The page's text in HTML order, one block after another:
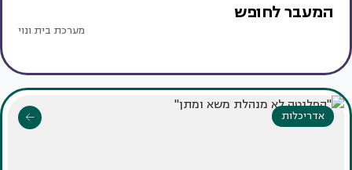
המעבר לחופש
מערכת בית ונוי
אדריכלות